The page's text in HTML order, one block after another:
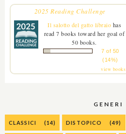
2025 Reading Challenge
Il salotto del gatto libraio has
read 7 books toward her goal of
50 books.
7 of 50
(14%)
view books
GENERI
CLASSICI (14) DISTOPICO (49)